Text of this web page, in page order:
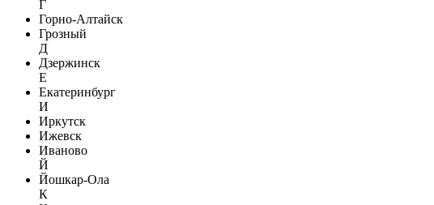
Г
Горно-Алтайск
Грозный
Д
Дзержинск
Е
Екатеринбург
И
Иркутск
Ижевск
Иваново
Й
Йошкар-Ола
К